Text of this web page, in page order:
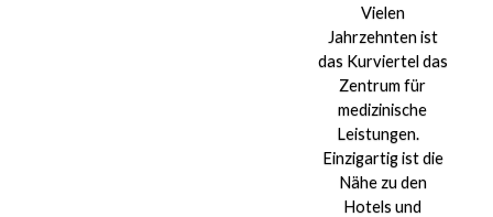
Vielen
Jahrzehnten ist
das Kurviertel das
Zentrum für
medizinische
Leistungen.
Einzigartig ist die
Nähe zu den
Hotels und